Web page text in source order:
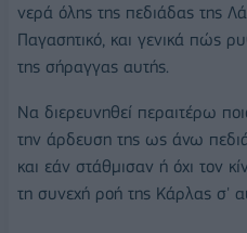
νερά όλης της πεδιάδας της
Παγασητικό, και γενικά πώς
της σήραγγας αυτής.
Να διερευνηθεί περαιτέρω
την άρδευση της ως άνω
και εάν στάθμισαν ή όχι τον
τη συνεχή ροή της Κάρλας σ'